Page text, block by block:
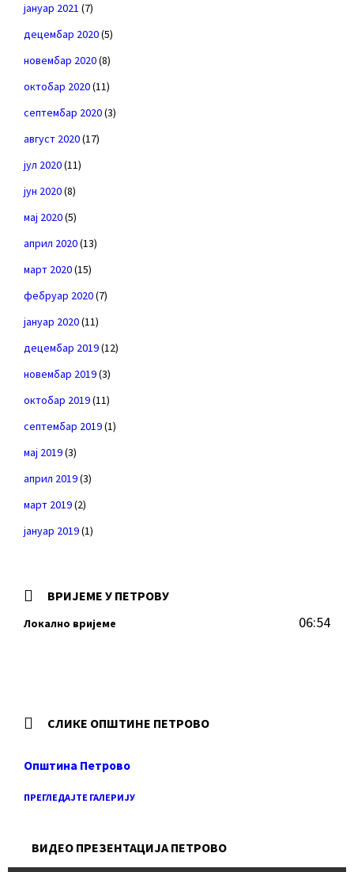
јануар 2021 (7)
децембар 2020(5)
новембар 2020(8)
октобар 2020(11)
септембар 2020(3)
август 2020(17)
јул 2020(11)
јун 2020(8)
мај 2020(5)
април 2020(13)
март 2020(15)
фебруар 2020(7)
јануар 2020(11)
децембар 2019(12)
новембар 2019(3)
октобар 2019(11)
септембар 2019(1)
мај 2019(3)
април 2019(3)
март 2019(2)
јануар 2019(1)
ВРИЈЕМЕ У ПЕТРОВУ
Локално вријеме 06:54
СЛИКЕ ОПШТИНЕ ПЕТРОВО
Општина Петрово
ПРЕГЛЕДАЈТЕ ГАЛЕРИЈУ
ВИДЕО ПРЕЗЕНТАЦИЈА ПЕТРОВО